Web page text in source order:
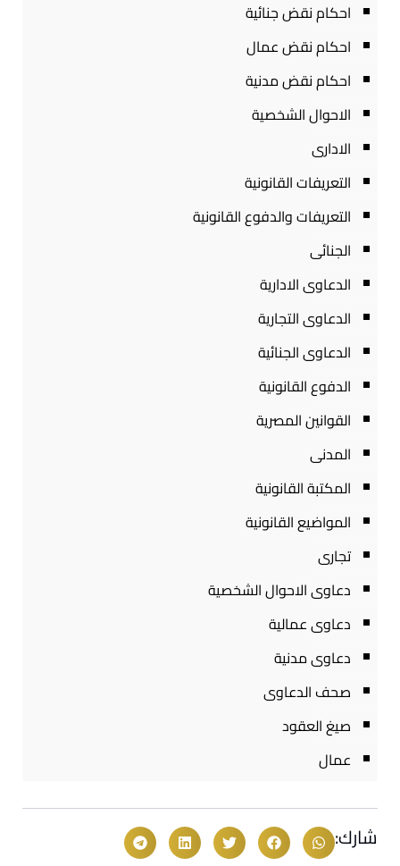
احكام نقض جنائية
احكام نقض عمال
احكام نقض مدنية
الاحوال الشخصية
الادارى
التعريفات القانونية
التعريفات والدفوع القانونية
الجنائى
الدعاوى الادارية
الدعاوى التجارية
الدعاوى الجنائية
الدفوع القانونية
القوانين المصرية
المدنى
المكتبة القانونية
المواضيع القانونية
تجارى
دعاوى الاحوال الشخصية
دعاوى عمالية
دعاوى مدنية
صحف الدعاوى
صيغ العقود
عمال
شارك: